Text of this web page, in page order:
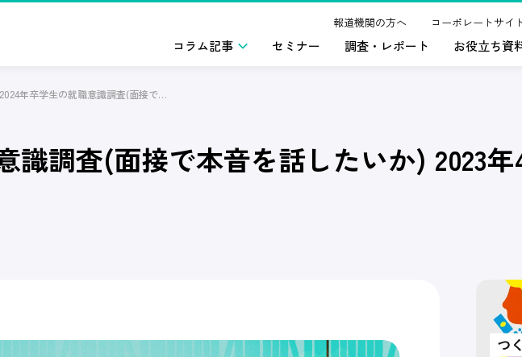
報道機関の方へ コーポレートサイ
コラム記事 セミナー 調査・レポート お役立ち資
2024年卒学生の就職意識調査(面接で本音を話したいか) 2023年4月版
識調査(面接で本音を話したいか) 2023